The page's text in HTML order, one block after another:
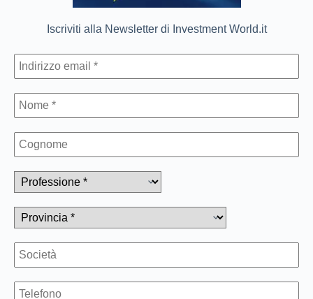
Iscriviti alla Newsletter di Investment World.it